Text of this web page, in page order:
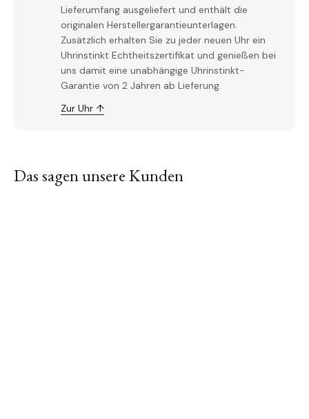
Lieferumfang ausgeliefert und enthält die
originalen Herstellergarantieunterlagen.
Zusätzlich erhalten Sie zu jeder neuen Uhr ein
Uhrinstinkt Echtheitszertifikat und genießen bei
uns damit eine unabhängige Uhrinstinkt-
Garantie von 2 Jahren ab Lieferung.
Zur Uhr ↑
Das sagen unsere Kunden